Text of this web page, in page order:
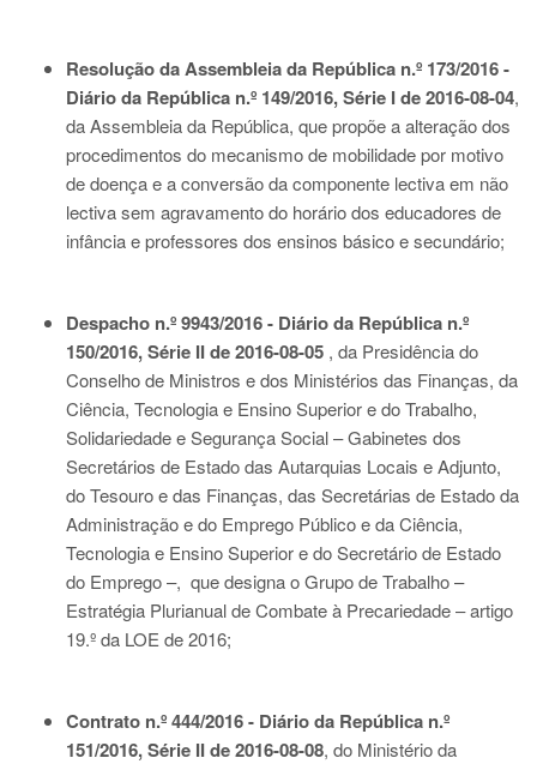
Resolução da Assembleia da República n.º 173/2016 -
Diário da República n.º 149/2016, Série I de 2016-08-04,
da Assembleia da República, que propõe a alteração dos
procedimentos do mecanismo de mobilidade por motivo
de doença e a conversão da componente lectiva em não
lectiva sem agravamento do horário dos educadores de
infância e professores dos ensinos básico e secundário;
Despacho n.º 9943/2016 - Diário da República n.º
150/2016, Série II de 2016-08-05 , da Presidência do
Conselho de Ministros e dos Ministérios das Finanças, da
Ciência, Tecnologia e Ensino Superior e do Trabalho,
Solidariedade e Segurança Social – Gabinetes dos
Secretários de Estado das Autarquias Locais e Adjunto,
do Tesouro e das Finanças, das Secretárias de Estado da
Administração e do Emprego Público e da Ciência,
Tecnologia e Ensino Superior e do Secretário de Estado
do Emprego –, que designa o Grupo de Trabalho –
Estratégia Plurianual de Combate à Precariedade – artigo
19.º da LOE de 2016;
Contrato n.º 444/2016 - Diário da República n.º
151/2016, Série II de 2016-08-08, do Ministério da